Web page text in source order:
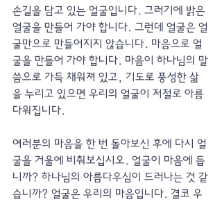
손길을 담고 있는 얼굴입니다. 그러기에 밝은
얼굴을 만들어 가야 합니다. 그런데 얼굴은 얼
굴만으로 만들어지지 않습니다. 마음으로 얼
굴을 만들어 가야 합니다. 마음이 하나님의 말
씀으로 가득 채워져 있고, 기도로 풍성한 삶
을 누리고 있으면 우리의 얼굴이 저절로 아름
다워집니다.
여러분의 마음을 한 번 돌아보신 후에 다시 얼
굴을 거울에 비춰보십시오. 얼굴이 마음에 듭
니까? 하나님의 아름다우심이 드러나는 것 같
습니까? 얼굴은 우리의 마음입니다. 결코 우